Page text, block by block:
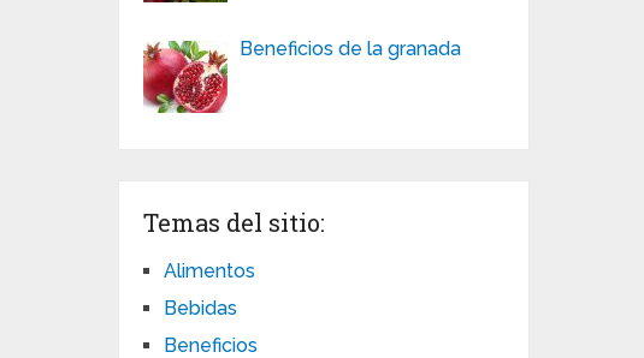
Beneficios de la granada
Temas del sitio:
Alimentos
Bebidas
Beneficios